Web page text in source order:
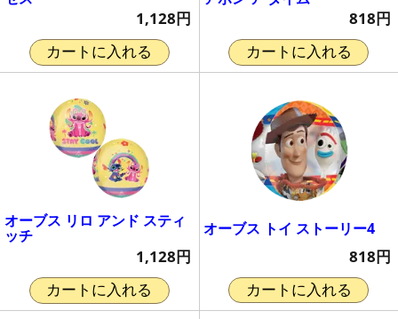
1,128円
カートに入れる
818円
カートに入れる
オーブス リロ アンド スティ
ッチ
1,128円
カートに入れる
オーブス トイ ストーリー4
818円
カートに入れる